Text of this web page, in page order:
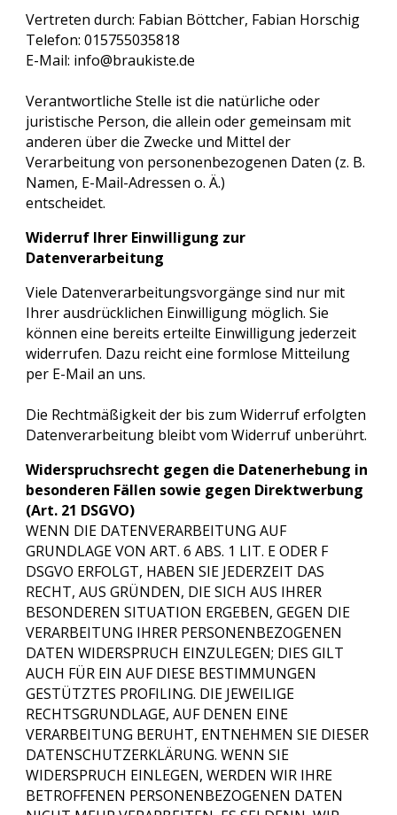
Vertreten durch: Fabian Böttcher, Fabian Horschig
Telefon: 015755035818
E-Mail: info@braukiste.de
Verantwortliche Stelle ist die natürliche oder
juristische Person, die allein oder gemeinsam mit
anderen über die Zwecke und Mittel der
Verarbeitung von personenbezogenen Daten (z. B.
Namen, E-Mail-Adressen o. Ä.)
entscheidet.
Widerruf Ihrer Einwilligung zur
Datenverarbeitung
Viele Datenverarbeitungsvorgänge sind nur mit
Ihrer ausdrücklichen Einwilligung möglich. Sie
können eine bereits erteilte Einwilligung jederzeit
widerrufen. Dazu reicht eine formlose Mitteilung
per E-Mail an uns.
Die Rechtmäßigkeit der bis zum Widerruf erfolgten
Datenverarbeitung bleibt vom Widerruf unberührt.
Widerspruchsrecht gegen die Datenerhebung in
besonderen Fällen sowie gegen Direktwerbung
(Art. 21 DSGVO)
WENN DIE DATENVERARBEITUNG AUF
GRUNDLAGE VON ART. 6 ABS. 1 LIT. E ODER F
DSGVO ERFOLGT, HABEN SIE JEDERZEIT DAS
RECHT, AUS GRÜNDEN, DIE SICH AUS IHRER
BESONDEREN SITUATION ERGEBEN, GEGEN DIE
VERARBEITUNG IHRER PERSONENBEZOGENEN
DATEN WIDERSPRUCH EINZULEGEN; DIES GILT
AUCH FÜR EIN AUF DIESE BESTIMMUNGEN
GESTÜTZTES PROFILING. DIE JEWEILIGE
RECHTSGRUNDLAGE, AUF DENEN EINE
VERARBEITUNG BERUHT, ENTNEHMEN SIE DIESER
DATENSCHUTZERKLÄRUNG. WENN SIE
WIDERSPRUCH EINLEGEN, WERDEN WIR IHRE
BETROFFENEN PERSONENBEZOGENEN DATEN